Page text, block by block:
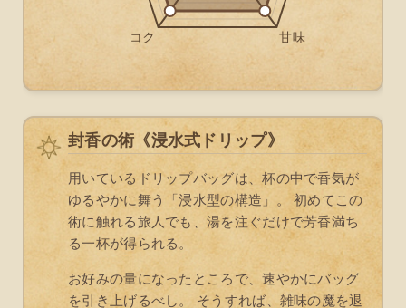
封香の術《浸水式ドリップ》
用いているドリップバッグは、杯の中で香気が
ゆるやかに舞う「浸水型の構造」。 初めてこの
術に触れる旅人でも、湯を注ぐだけで芳香満ち
る一杯が得られる。
お好みの量になったところで、速やかにバッグ
を引き上げるべし。 そうすれば、雑味の魔を退